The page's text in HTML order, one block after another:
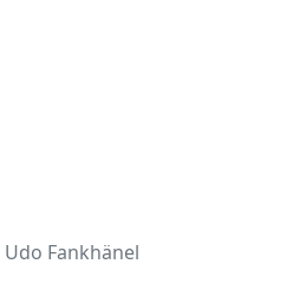
Udo Fankhänel